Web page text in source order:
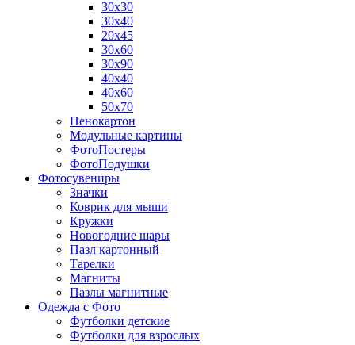
30х30
30х40
20х45
30х60
30х90
40х40
40х60
50х70
Пенокартон
Модульные картины
ФотоПостеры
ФотоПодушки
Фотоcувениры
Значки
Коврик для мыши
Кружки
Новогодние шары
Пазл картонный
Тарелки
Магниты
Пазлы магнитные
Одежда с Фото
Футболки детские
Футболки для взрослых